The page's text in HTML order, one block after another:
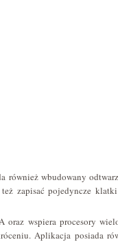
również wbudowany
zapisać pojedyncze
oraz wspiera procesory
Aplikacja posiada